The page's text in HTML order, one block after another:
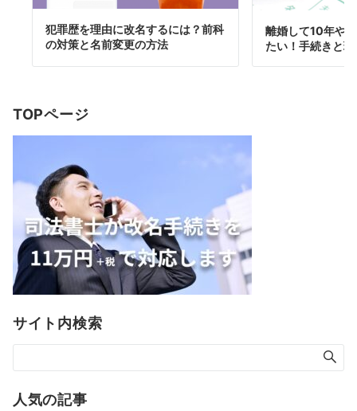
犯罪歴を理由に改名するには？前科
の対策と名前変更の方法
離婚して10年や
たい！手続きと
TOPページ
サイト内検索
人気の記事